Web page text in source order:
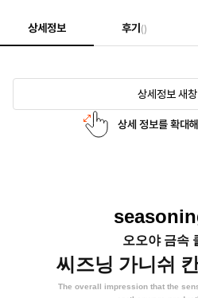
상세정보 후기 ()
상세정보 새창
상세 정보를 확대
오오야 금속
씨즈닝 가니쉬
The overall impression that the